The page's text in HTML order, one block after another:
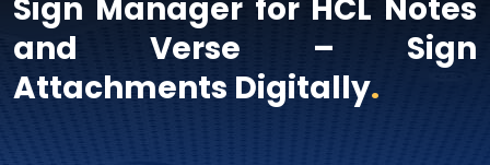
Sign Manager for HCL Notes
and Verse – Sign
Attachments Digitally.